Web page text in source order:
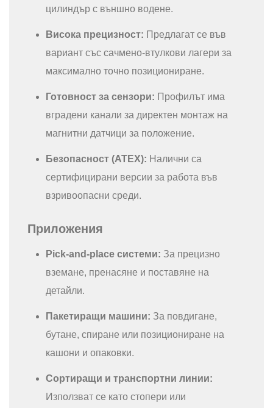
цилиндър с външно водене.
Висока прецизност: Предлагат се във
вариант със сачмено-втулкови лагери за
максимално точно позициониране.
Готовност за сензори: Профилът има
вградени канали за директен монтаж на
магнитни датчици за положение.
Безопасност (ATEX): Налични са
сертифицирани версии за работа във
взривоопасни среди.
Приложения
Pick-and-place системи: За прецизно
вземане, пренасяне и поставяне на
детайли.
Пакетиращи машини: За повдигане,
бутане, спиране или позициониране на
кашони и опаковки.
Сортиращи и транспортни линии:
Използват се като стопери или